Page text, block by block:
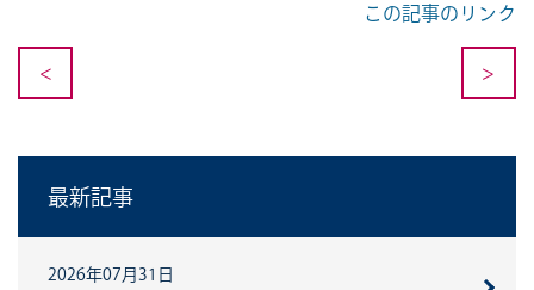
この記事のリンク
< >
最新記事
2026年07月31日